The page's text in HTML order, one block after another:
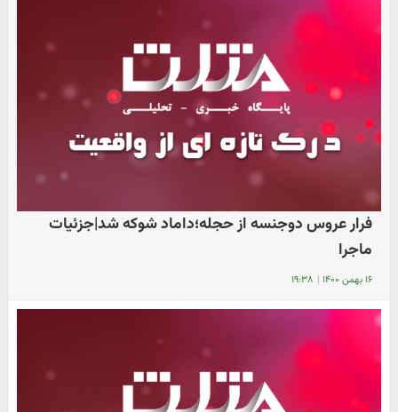
فرار عروس دوجنسه از حجله؛داماد شوکه شد|جزئیات
ماجرا
۱۶ بهمن ۱۴۰۰ | ۱۹:۳۸